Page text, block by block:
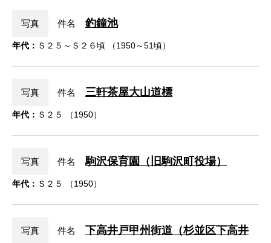
写真 件名 釣鐘池
年代： Ｓ２５～Ｓ２６頃 （1950～51頃）
写真 件名 三軒茶屋大山道標
年代： Ｓ２５ （1950）
写真 件名 駒沢保育園（旧駒沢町役場）
年代： Ｓ２５ （1950）
写真 件名
下高井戸甲州街道（杉並区下高井